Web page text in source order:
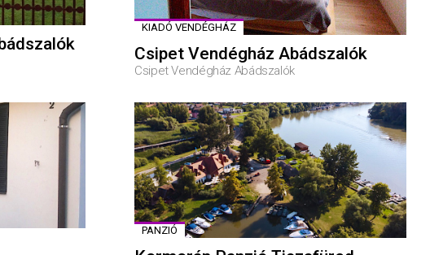
KIADÓ VENDÉGHÁZ
Csipet Vendégház Abádszalók
Csipet Vendégház Abádszalók
PANZIÓ